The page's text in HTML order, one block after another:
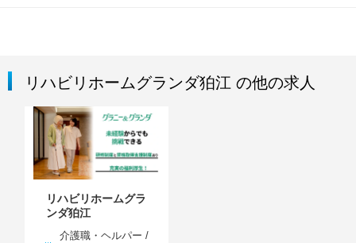
リハビリホームグランダ狛江 の他の求人
リハビリホームグラ
ンダ狛江
介護職・ヘルパー /